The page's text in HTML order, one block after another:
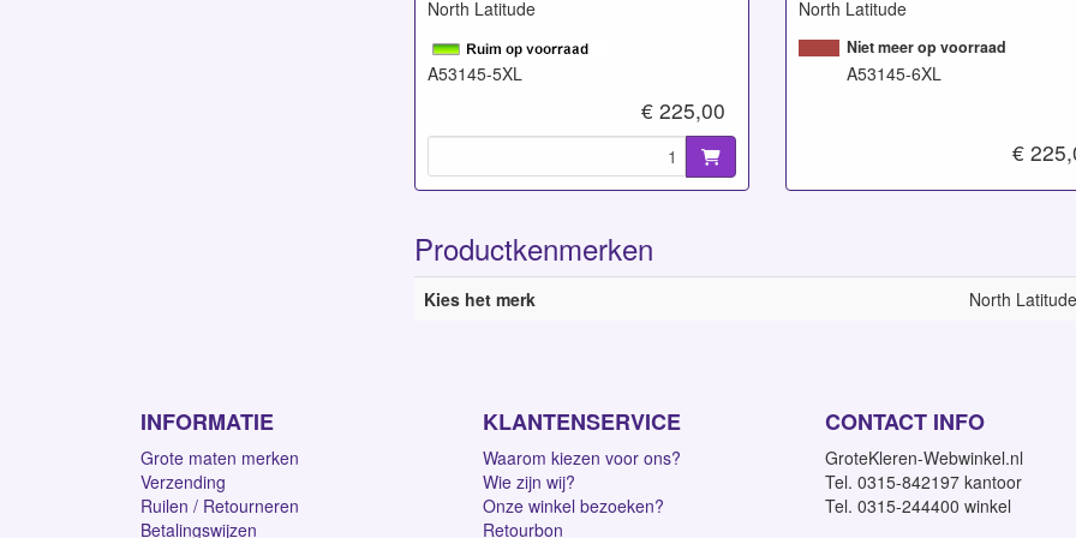
North Latitude
A53145-5XL
€ 225,00
North Latitude
Niet meer op voorraad
A53145-6XL
€
Productkenmerken
Kies het merk North Latitude
INFORMATIE
Grote maten merken
Verzending
Ruilen / Retourneren
Betalingswijzen
KLANTENSERVICE
Waarom kiezen voor ons?
Wie zijn wij?
Onze winkel bezoeken?
Retourbon
CONTACT INFO
GroteKleren-Webwinkel.nl
Tel. 0315-842197 kantoor
Tel. 0315-244400 winkel